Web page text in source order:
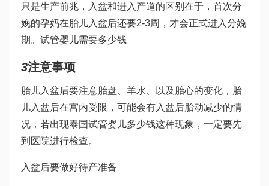
只是生产前兆，入盆和进入产道的区别在于，首次分
娩的孕妈在胎儿入盆后还要2-3周，才会正式进入分娩
期。 试管婴儿需要多少钱
3注意事项
胎儿入盆后要注意胎盘、羊水、以及胎心的变化，胎
儿入盆后在宫内受限，可能会有入盆后胎动减少的情
况，若出现泰国试管婴儿多少钱这种现象，一定要先
到医院进行检查。
入盆后要做好待产准备